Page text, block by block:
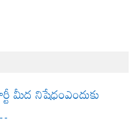
మీద నిషేధంఎందుకు